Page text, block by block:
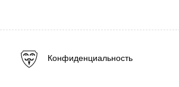
Конфиденциальность